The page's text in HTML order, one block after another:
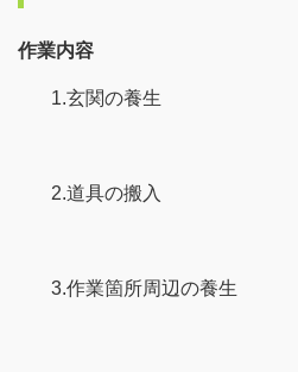
作業内容
1.玄関の養生
2.道具の搬入
3.作業箇所周辺の養生